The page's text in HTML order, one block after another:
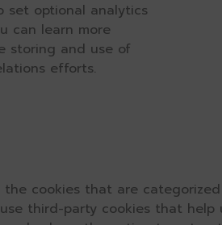
set optional analytics
can learn more
storing and use of
efforts.
cookies that are
third-party cookies that help